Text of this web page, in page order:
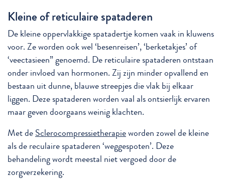
Kleine of reticulaire spataderen
De kleine oppervlakkige spatadertje komen vaak in kluwens
voor. Ze worden ook wel ‘besenreisen’, ‘berketakjes’ of
‘veectasieen” genoemd. De reticulaire spataderen ontstaan
onder invloed van hormonen. Zij zijn minder opvallend en
bestaan uit dunne, blauwe streepjes die vlak bij elkaar
liggen. Deze spataderen worden vaal als ontsierlijk ervaren
maar geven doorgaans weinig klachten.
Met deSclerocompressietherapieworden zowel de kleine
als de reculaire spataderen ‘weggespoten’. Deze
behandeling wordt meestal niet vergoed door de
zorgverzekering.